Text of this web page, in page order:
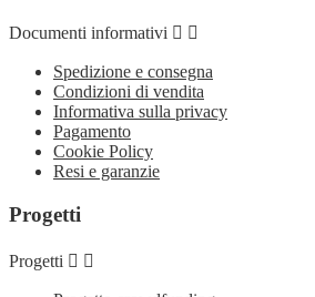
Documenti informativi  
Spedizione e consegna
Condizioni di vendita
Informativa sulla privacy
Pagamento
Cookie Policy
Resi e garanzie
Progetti
Progetti  